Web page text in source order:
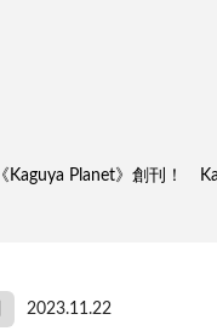
Kaguya Planet》創刊！
2023.11.22